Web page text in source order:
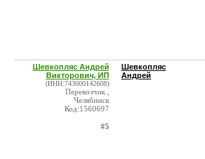
Шевкопляс Андрей
Викторович, ИП
(ИНН:743000142608)
Перевозчик ,
Челябинск
Код:1560697
#5
Шевкопляс
Андрей